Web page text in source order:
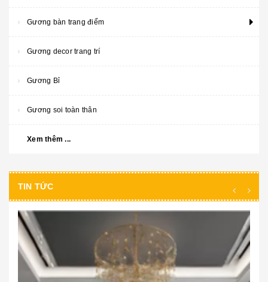
Gương bàn trang điểm
Gương decor trang trí
Gương Bỉ
Gương soi toàn thân
Xem thêm ...
TIN TỨC